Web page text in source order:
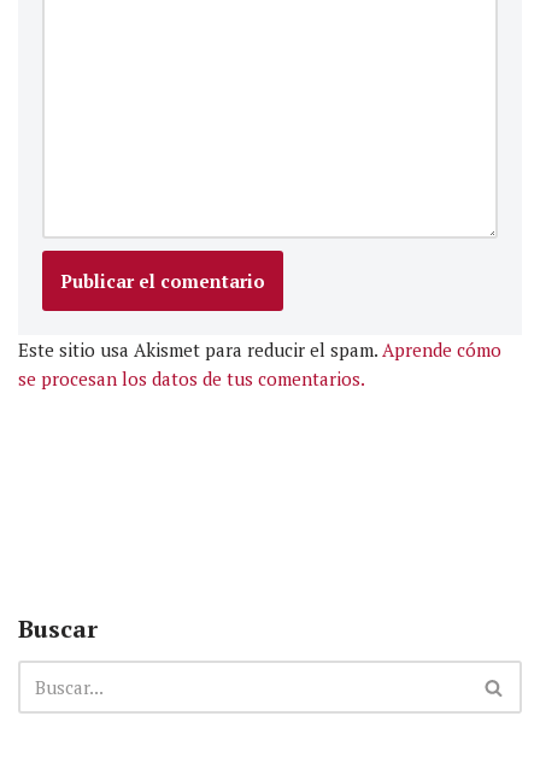
Este sitio usa Akismet para reducir el spam. Aprende cómo
se procesan los datos de tus comentarios.
Buscar